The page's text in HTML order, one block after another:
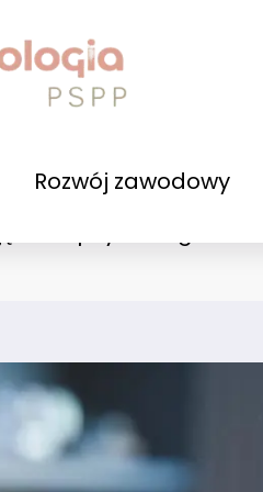
Rozwój zawodowy